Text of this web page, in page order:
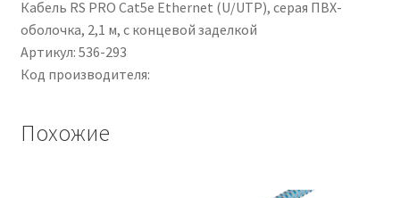
Кабель RS PRO Cat5e Ethernet (U/UTP), серая ПВХ-
оболочка, 2,1 м, с концевой заделкой
Артикул: 536-293
Код производителя:
Похожие